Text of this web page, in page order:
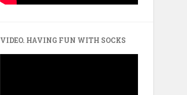
VIDEO. HAVING FUN WITH SOCKS